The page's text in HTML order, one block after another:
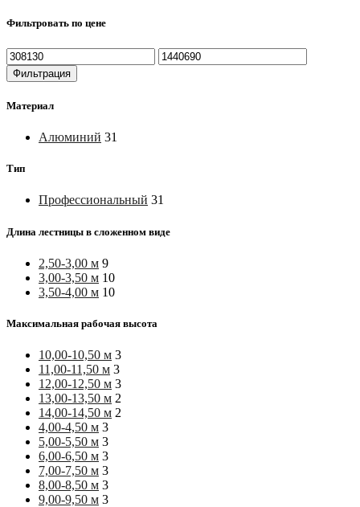
Фильтровать по цене
Минимальная
цена
Максимальная
цена
Фильтрация
Материал
Алюминий 31
Тип
Профессиональный 31
Длина лестницы в сложенном виде
2,50-3,00 м 9
3,00-3,50 м 10
3,50-4,00 м 10
Максимальная рабочая высота
10,00-10,50 м 3
11,00-11,50 м 3
12,00-12,50 м 3
13,00-13,50 м 2
14,00-14,50 м 2
4,00-4,50 м 3
5,00-5,50 м 3
6,00-6,50 м 3
7,00-7,50 м 3
8,00-8,50 м 3
9,00-9,50 м 3